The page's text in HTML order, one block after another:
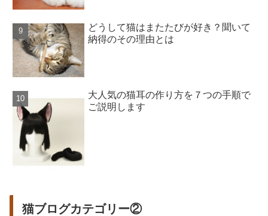
どうして猫はまたたびが好き？聞いて
納得のその理由とは
大人気の猫耳の作り方を７つの手順で
ご説明します
猫ブログカテゴリー②